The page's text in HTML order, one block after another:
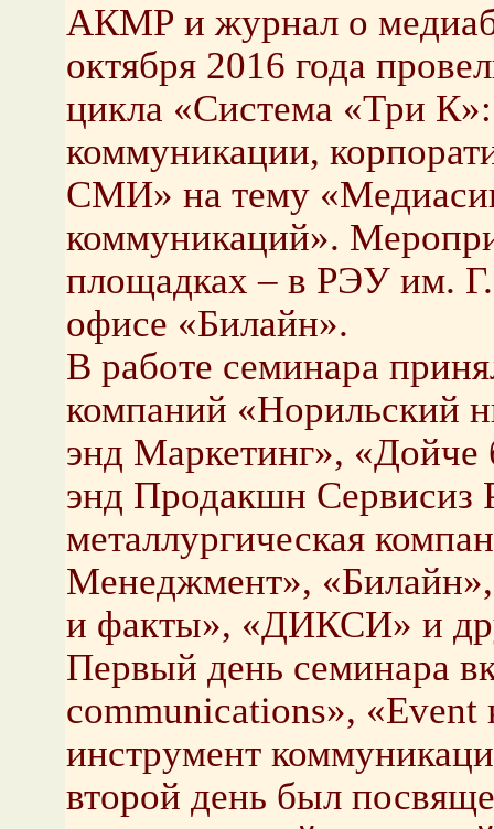
АКМР и журнал о
октября 2016 года
цикла «Система «Три
коммуникации,
СМИ» на тему
коммуникаций».
площадках – в РЭУ им.
офисе «Билайн».
В работе семинара
компаний «Норильский
энд Маркетинг»,
энд Продакшн
металлургическая
Менеджмент»,
и факты», «ДИКСИ» и
Первый день семинара
communications», «Event
инструмент
второй день был